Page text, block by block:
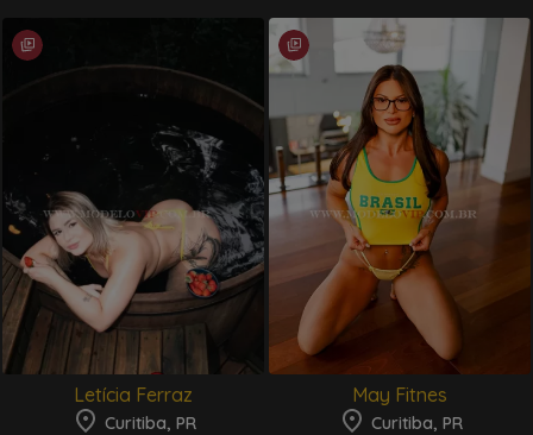
Letícia Ferraz
Curitiba, PR
May Fitnes
Curitiba, PR